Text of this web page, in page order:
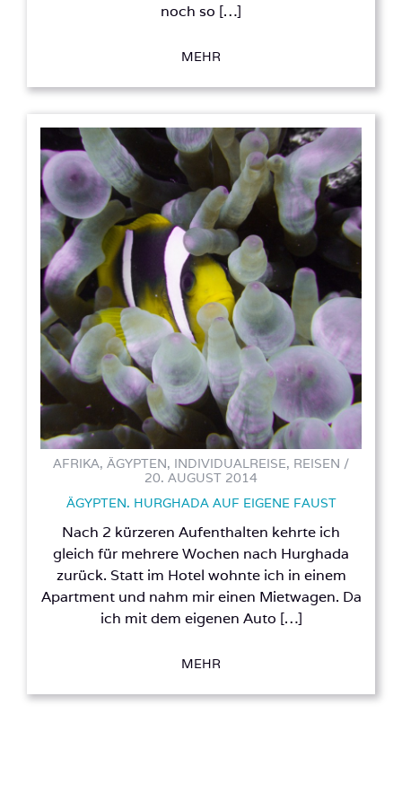
noch so […]
MEHR
AFRIKA, ÄGYPTEN, INDIVIDUALREISE, REISEN /
20. AUGUST 2014
ÄGYPTEN. HURGHADA AUF EIGENE FAUST
Nach 2 kürzeren Aufenthalten kehrte ich
gleich für mehrere Wochen nach Hurghada
zurück. Statt im Hotel wohnte ich in einem
Apartment und nahm mir einen Mietwagen. Da
ich mit dem eigenen Auto […]
MEHR